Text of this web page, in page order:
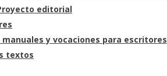
editorial
y vocaciones para escritores
textos